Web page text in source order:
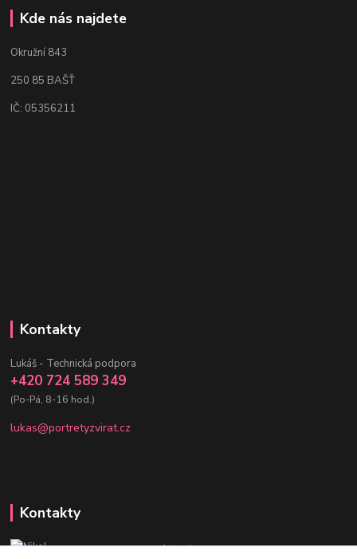
Kde nás najdete
Okružní 843
250 85 BAŠŤ
IČ: 05356211
Kontakty
Lukáš - Technická podpora
+420 724 589 349
(Po-Pá, 8-16 hod.)
lukas@portretyzvirat.cz
Kontakty
Nikol - Srdce Portrétů zvířat